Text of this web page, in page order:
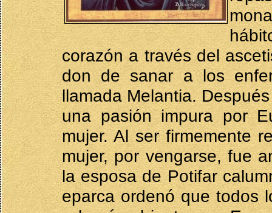
corazón a través del
don de sanar a los
llamada Melantia.
una pasión impura por
mujer. Al ser firmemente
mujer, por vengarse, fue
la esposa de Potifar
eparca ordenó que todos